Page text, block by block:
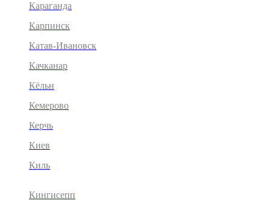
Караганда
Карпинск
Катав-Ивановск
Качканар
Кёльн
Кемерово
Керчь
Киев
Киль
Кингисепп